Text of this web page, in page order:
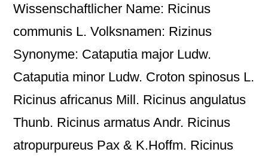
Wissenschaftlicher Name: Ricinus
communis L. Volksnamen: Rizinus
Synonyme: Cataputia major Ludw.
Cataputia minor Ludw. Croton spinosus L.
Ricinus africanus Mill. Ricinus angulatus
Thunb. Ricinus armatus Andr. Ricinus
atropurpureus Pax & K.Hoffm. Ricinus